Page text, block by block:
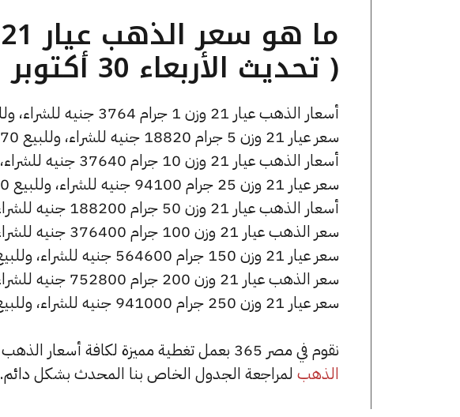
( تحديث الأربعاء 30 أكتوبر الساعة 6:40 مساءً )
أسعار الذهب عيار 21 وزن 1 جرام 3764 جنيه للشراء، وللبيع 3774 جنيه.
سعر عيار 21 وزن 5 جرام 18820 جنيه للشراء، وللبيع 18870 جنيه.
أسعار الذهب عيار 21 وزن 10 جرام 37640 جنيه للشراء، وللبيع 37740 جنيه.
سعر عيار 21 وزن 25 جرام 94100 جنيه للشراء، وللبيع 94350 جنيه.
أسعار الذهب عيار 21 وزن 50 جرام 188200 جنيه للشراء، وللبيع 188700 جنيه.
سعر الذهب عيار 21 وزن 100 جرام 376400 جنيه للشراء، وللبيع 377400 جنيه.
سعر عيار 21 وزن 150 جرام 564600 جنيه للشراء، وللبيع 566100 جنيه.
سعر الذهب عيار 21 وزن 200 جرام 752800 جنيه للشراء، وللبيع 754800 جنيه.
سعر عيار 21 وزن 250 جرام 941000 جنيه للشراء، وللبيع 943500 جنيه.
نقوم في مصر 365 بعمل تغطية مميزة لكافة أسعار الذهب في مصر، يمكنك الاطلاع على صفحة
الذهب لمراجعة الجدول الخاص بنا المحدث بشكل دائم.